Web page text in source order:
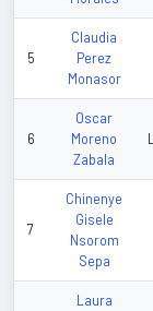
5
Claudia
Perez
Monasor
6
Oscar
Moreno
Zabala
7
Chinenye
Gisele
Nsorom
Sepa
Laura